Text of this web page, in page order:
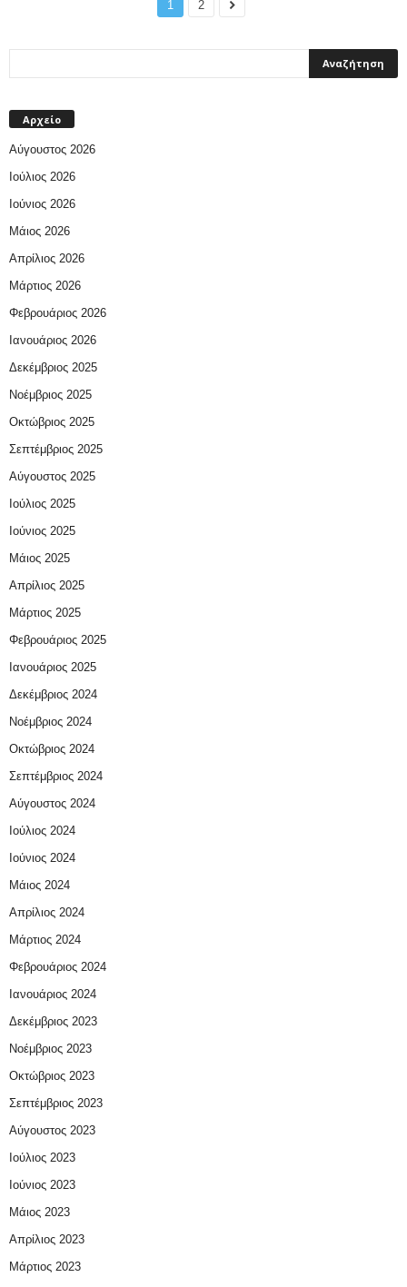
1 2
Αρχείο
Αύγουστος 2026
Ιούλιος 2026
Ιούνιος 2026
Μάιος 2026
Απρίλιος 2026
Μάρτιος 2026
Φεβρουάριος 2026
Ιανουάριος 2026
Δεκέμβριος 2025
Νοέμβριος 2025
Οκτώβριος 2025
Σεπτέμβριος 2025
Αύγουστος 2025
Ιούλιος 2025
Ιούνιος 2025
Μάιος 2025
Απρίλιος 2025
Μάρτιος 2025
Φεβρουάριος 2025
Ιανουάριος 2025
Δεκέμβριος 2024
Νοέμβριος 2024
Οκτώβριος 2024
Σεπτέμβριος 2024
Αύγουστος 2024
Ιούλιος 2024
Ιούνιος 2024
Μάιος 2024
Απρίλιος 2024
Μάρτιος 2024
Φεβρουάριος 2024
Ιανουάριος 2024
Δεκέμβριος 2023
Νοέμβριος 2023
Οκτώβριος 2023
Σεπτέμβριος 2023
Αύγουστος 2023
Ιούλιος 2023
Ιούνιος 2023
Μάιος 2023
Απρίλιος 2023
Μάρτιος 2023